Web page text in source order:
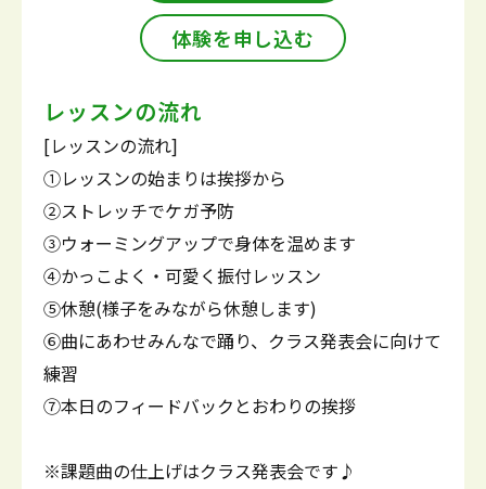
体験を申し込む
レッスンの流れ
[レッスンの流れ]
①レッスンの始まりは挨拶から
②ストレッチでケガ予防
③ウォーミングアップで身体を温めます
④かっこよく・可愛く振付レッスン
⑤休憩(様子をみながら休憩します)
⑥曲にあわせみんなで踊り、クラス発表会に向けて
練習
⑦本日のフィードバックとおわりの挨拶
※課題曲の仕上げはクラス発表会です♪